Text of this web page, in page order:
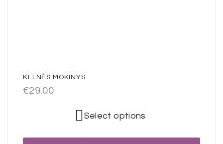
KELNĖS MOKINYS
€29.00
Select options